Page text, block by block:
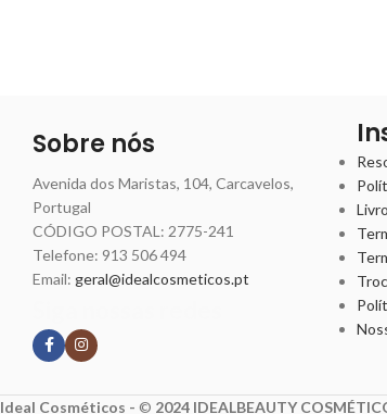
Sobre nós
Avenida dos Maristas, 104, Carcavelos,
Portugal
CÓDIGO POSTAL: 2775-241
Telefone: 913 506 494
Email: geral@idealcosmeticos.pt
Ideal Cosméticos - © 2024 IDEALBEAUTY